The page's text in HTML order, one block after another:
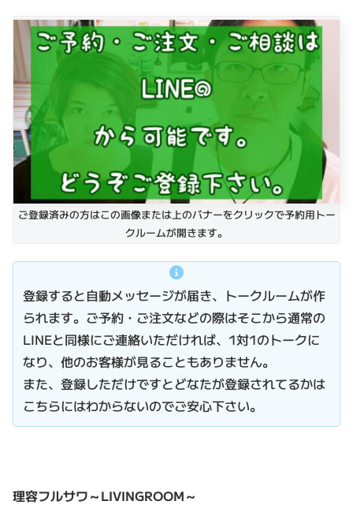
ご登録済みの方はこの画像または上のバナーをクリックで予約用トー
クルームが開きます。
登録すると自動メッセージが届き、トークルームが作
られます。ご予約・ご注文などの際はそこから通常の
LINEと同様にご連絡いただければ、1対1のトークに
なり、他のお客様が見ることもありません。
また、登録しただけですとどなたが登録されてるかは
こちらにはわからないのでご安心下さい。
理容フルサワ～LIVINGROOM～